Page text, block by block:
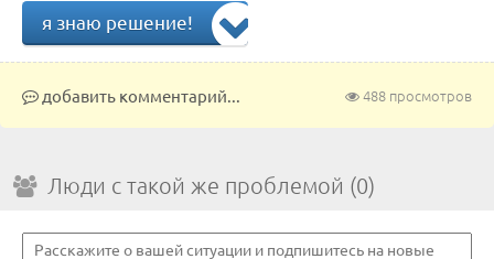
я знаю решение!
488 просмотров
добавить комментарий...
Люди с такой же проблемой (0)